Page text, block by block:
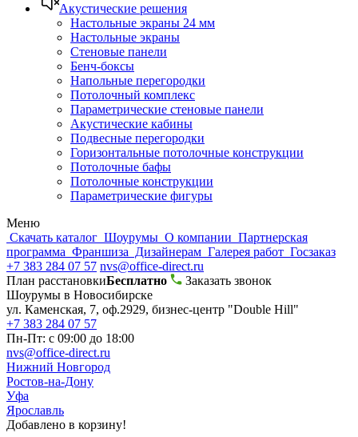
Акустические решения
Настольные экраны 24 мм
Настольные экраны
Стеновые панели
Бенч-боксы
Напольные перегородки
Потолочный комплекс
Параметрические стеновые панели
Акустические кабины
Подвесные перегородки
Горизонтальные потолочные конструкции
Потолочные бафы
Потолочные конструкции
Параметрические фигуры
Меню
Скачать каталог Шоурумы О компании Партнерская
программа Франшиза Дизайнерам Галерея работ Госзаказ
+7 383 284 07 57 nvs@office-direct.ru
План расстановкиБесплатно
Заказать звонок
Шоурумы в Новосибирске
ул. Каменская, 7, оф.2929, бизнес-центр "Double Hill"
+7 383 284 07 57
Пн-Пт: с 09:00 до 18:00
nvs@office-direct.ru
Нижний Новгород
Ростов-на-Дону
Уфа
Ярославль
Добавлено в корзину!